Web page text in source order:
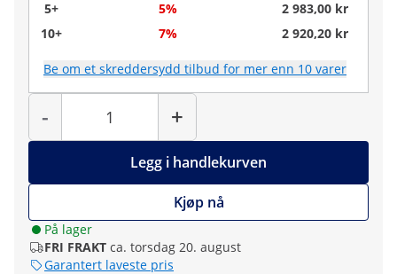
5+
5%
2 983,00 kr
10+
7% 2 920,20 kr
Be om et skreddersydd tilbud for mer enn 10 varer
-
Antall
+
Legg i handlekurven
Kjøp nå
På lager
FRI FRAKT ca. torsdag 20. august
Garantert laveste pris